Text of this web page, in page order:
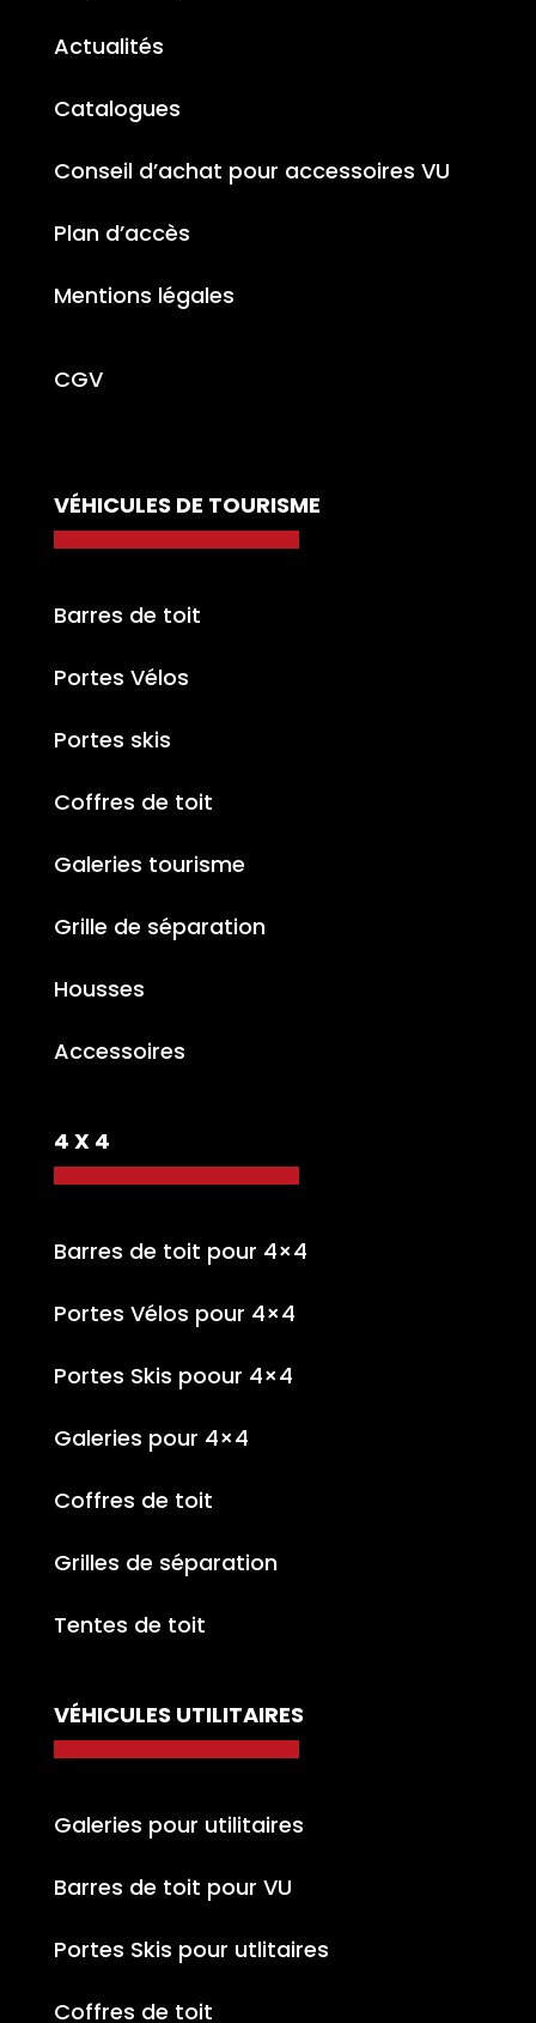
Actualités
Catalogues
Conseil d’achat pour accessoires VU
Plan d’accès
Mentions légales
CGV
VÉHICULES DE TOURISME
Barres de toit
Portes Vélos
Portes skis
Coffres de toit
Galeries tourisme
Grille de séparation
Housses
Accessoires
4 X 4
Barres de toit pour 4×4
Portes Vélos pour 4×4
Portes Skis poour 4×4
Galeries pour 4×4
Coffres de toit
Grilles de séparation
Tentes de toit
VÉHICULES UTILITAIRES
Galeries pour utilitaires
Barres de toit pour VU
Portes Skis pour utlitaires
Coffres de toit